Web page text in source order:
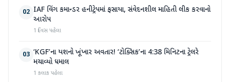
02 IAF વિંગ કમાન્ડર હનીટ્રેપમાં ફસાયા, સંવેદનશીલ માહિતી લીક કરવાનો
આરોપ
1 દિવસ પહેલા
03 ‘KGF’ના યશનો ખૂંખાર અવતાર! ‘ટોક્સિક’ના 4:38 મિનિટના ટ્રેલરે
મચાવ્યો ધમાલ
1 કલાક પહેલા